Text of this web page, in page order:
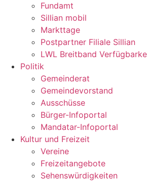
Fundamt
Sillian mobil
Markttage
Postpartner Filiale Sillian
LWL Breitband
Politik
Gemeinderat
Gemeindevorstand
Ausschüsse
Bürger-Infoportal
Mandatar-Infoportal
Kultur und Freizeit
Vereine
Freizeitangebote
Sehenswürdigkeiten